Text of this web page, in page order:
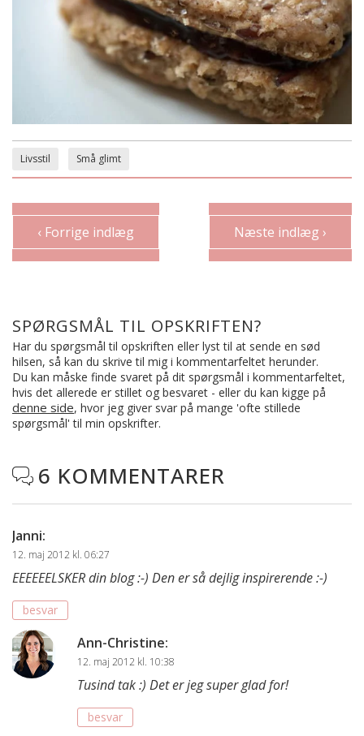
Livsstil Små glimt
‹ Forrige indlæg Næste indlæg ›
SPØRGSMÅL TIL OPSKRIFTEN?
Har du spørgsmål til opskriften eller lyst til at sende en sød
hilsen, så kan du skrive til mig i kommentarfeltet herunder.
Du kan måske finde svaret på dit spørgsmål i kommentarfeltet,
hvis det allerede er stillet og besvaret - eller du kan kigge på
denne side, hvor jeg giver svar på mange 'ofte stillede
spørgsmål' til min opskrifter.
 6 KOMMENTARER
Janni:
12. maj 2012 kl. 06:27
EEEEEELSKER din blog :-) Den er så dejlig inspirerende :-)
besvar
Ann-Christine:
12. maj 2012 kl. 10:38
Tusind tak :) Det er jeg super glad for!
besvar